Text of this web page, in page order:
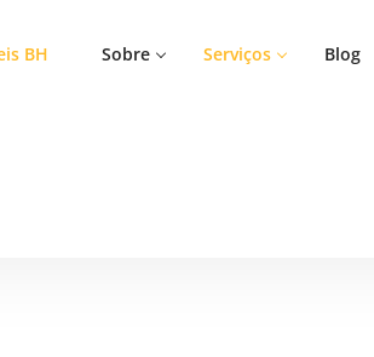
BH Sobre Serviços Blog